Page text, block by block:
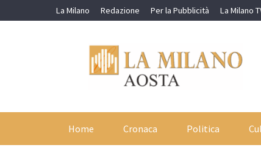
to
La Milano Redazione Per la Pubblicità La Milano
Home Cronaca Politica